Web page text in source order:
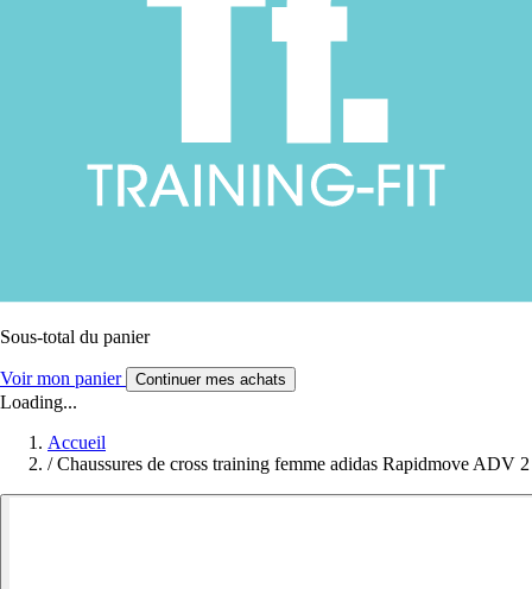
Sous-total du panier
Voir mon panier Continuer mes achats
Loading...
Accueil
/ Chaussures de cross training femme adidas Rapidmove ADV 2